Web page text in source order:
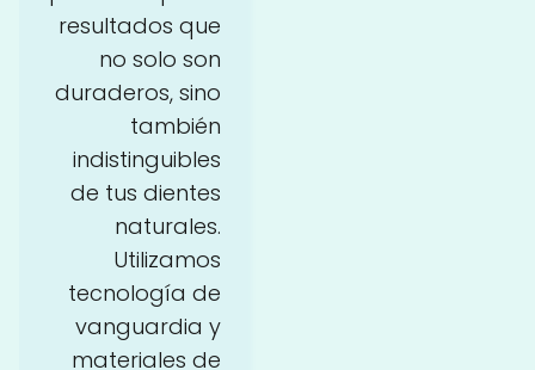
resultados que
no solo son
duraderos, sino
también
indistinguibles
de tus dientes
naturales.
Utilizamos
tecnología de
vanguardia y
materiales de